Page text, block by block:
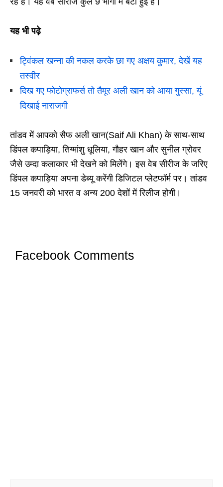
यह भी पढ़े
ट्विंकल खन्ना की नकल करके छा गए अक्षय कुमार, देखें यह
तस्वीर
दिख गए फोटोग्राफर्स तो तैमूर अली खान को आया गुस्सा, यूं
दिखाई नाराजगी
तांडव में आपको सैफ अली खान(Saif Ali Khan) के साथ-साथ
डिंपल कपाड़िया, तिग्मांशु धूलिया, गौहर खान और सुनील ग्रोवर
जैसे उम्दा कलाकार भी देखने को मिलेंगे। इस वेब सीरीज के जरिए
डिंपल कपाड़िया अपना डेब्यू करेंगी डिजिटल प्लेटफॉर्म पर। तांडव
15 जनवरी को भारत व अन्य 200 देशों में रिलीज होगी।
Facebook Comments